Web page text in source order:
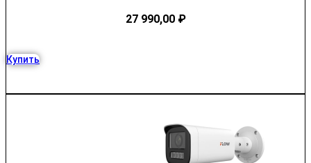
27 990,00 ₽
Купить